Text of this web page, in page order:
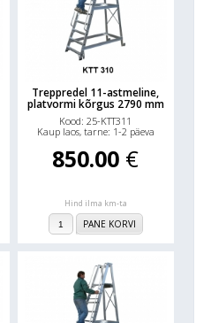
Treppredel 11-astmeline,
platvormi kõrgus 2790 mm
Kood: 25-KTT311
Kaup laos, tarne: 1-2 päeva
850.00 €
Hind ilma km-ta
PANE KORVI